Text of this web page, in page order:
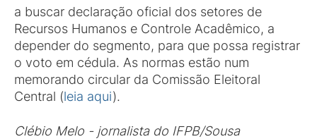
a buscar declaração oficial dos setores de
Recursos Humanos e Controle Acadêmico, a
depender do segmento, para que possa registrar
o voto em cédula. As normas estão num
memorando circular da Comissão Eleitoral
Central (leia aqui).
Clébio Melo - jornalista do IFPB/Sousa